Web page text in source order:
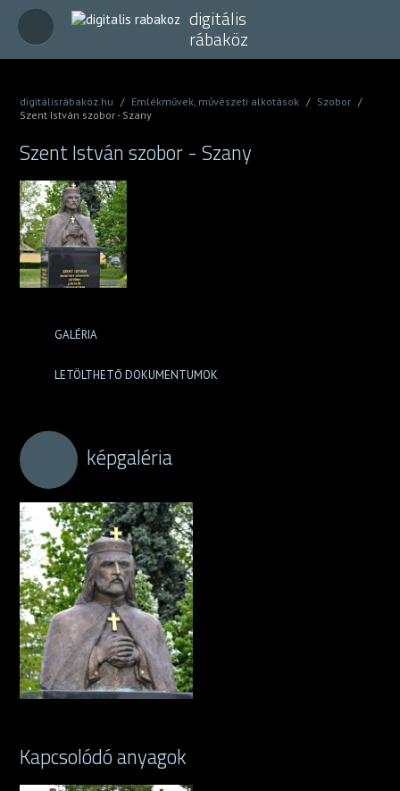
digitális
rábaköz
digitálisrábaköz.hu / Emlékművek, művészeti alkotások / Szobor /
Szent István szobor - Szany
Szent István szobor - Szany
GALÉRIA
LETÖLTHETŐ DOKUMENTUMOK
képgaléria
Kapcsolódó anyagok